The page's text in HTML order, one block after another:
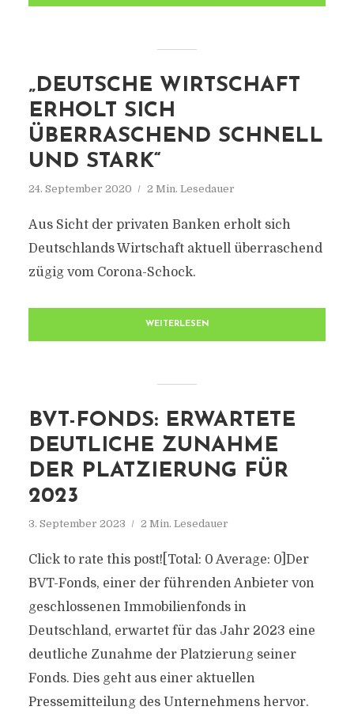
„DEUTSCHE WIRTSCHAFT
ERHOLT SICH
ÜBERRASCHEND SCHNELL
UND STARK“
24. September 2020 2 Min. Lesedauer
Aus Sicht der privaten Banken erholt sich
Deutschlands Wirtschaft aktuell überraschend
zügig vom Corona-Schock.
WEITERLESEN
BVT-FONDS: ERWARTETE
DEUTLICHE ZUNAHME
DER PLATZIERUNG FÜR
2023
3. September 2023 2 Min. Lesedauer
Click to rate this post![Total: 0 Average: 0]Der
BVT-Fonds, einer der führenden Anbieter von
geschlossenen Immobilienfonds in
Deutschland, erwartet für das Jahr 2023 eine
deutliche Zunahme der Platzierung seiner
Fonds. Dies geht aus einer aktuellen
Pressemitteilung des Unternehmens hervor.